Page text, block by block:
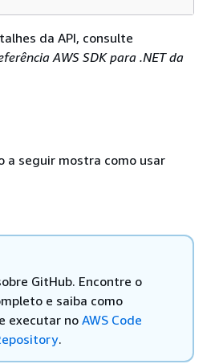
da API, consulte
AWS SDK para .NET da
a seguir mostra como usar
GitHub. Encontre o
e saiba como
executar no AWS Code
.